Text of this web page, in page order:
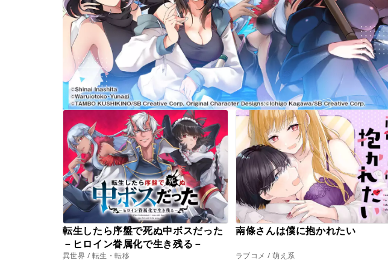
転生したら序盤で死ぬ中ボスだった
－ヒロイン眷属化で生き残る－
異世界 / 転生・転移
南條さんは僕に抱かれたい
ラブコメ / 萌え系